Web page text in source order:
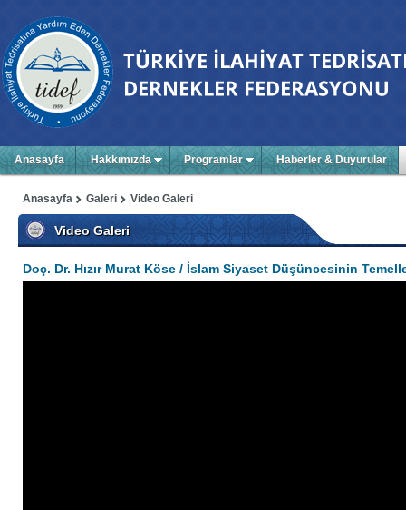
Anasayfa Hakkımızda Programlar Haberler & Duyurular
Video Galeri
Galeri
Anasayfa
Video Galeri
Doç. Dr. Hızır Murat Köse / İslam Siyaset Düşüncesinin